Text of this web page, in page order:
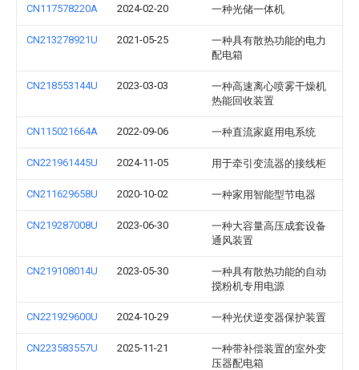
CN117578220A 2024-02-20 一种光储一体机
CN213278921U 2021-05-25
一种具有散热功能的电力
配电箱
CN218553144U 2023-03-03
一种高速离心喷雾干燥机
热能回收装置
CN115021664A 2022-09-06 一种直流家庭用电系统
CN221961445U 2024-11-05 用于牵引变流器的接线柜
CN211629658U 2020-10-02 一种家用智能型节电器
CN219287008U 2023-06-30
一种大容量高压成套设备
通风装置
CN219108014U 2023-05-30
一种具有散热功能的自动
搅粉机专用电源
CN221929600U 2024-10-29 一种光伏逆变器保护装置
CN223583557U 2025-11-21
一种带补偿装置的室外变
压器配电箱